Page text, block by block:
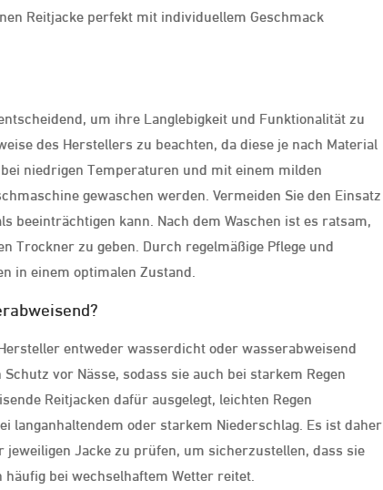
Reitjacke perfekt mit individuellem Geschmack
um ihre Langlebigkeit und Funktionalität zu
des Herstellers zu beachten, da diese je nach Material
niedrigen Temperaturen und mit einem milden
gewaschen werden. Vermeiden Sie den Einsatz
beeinträchtigen kann. Nach dem Waschen ist es ratsam,
Trockner zu geben. Durch regelmäßige Pflege und
in einem optimalen Zustand.
entweder wasserdicht oder wasserabweisend
vor Nässe, sodass sie auch bei starkem Regen
Reitjacken dafür ausgelegt, leichten Regen
langanhaltendem oder starkem Niederschlag. Es ist daher
Jacke zu prüfen, um sicherzustellen, dass sie
bei wechselhaftem Wetter reitet.